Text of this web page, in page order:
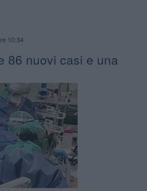
10:34
86 nuovi casi e una